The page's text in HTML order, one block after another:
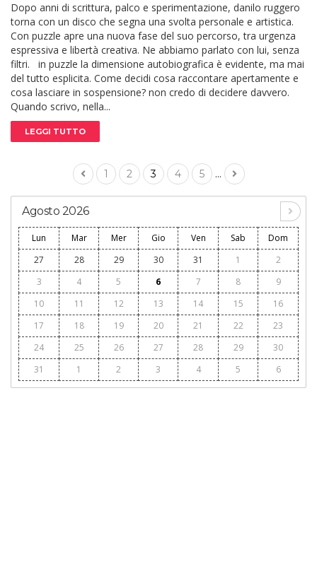
Dopo anni di scrittura, palco e sperimentazione, danilo ruggero
torna con un disco che segna una svolta personale e artistica.
Con puzzle apre una nuova fase del suo percorso, tra urgenza
espressiva e libertà creativa. Ne abbiamo parlato con lui, senza
filtri. in puzzle la dimensione autobiografica è evidente, ma mai
del tutto esplicita. Come decidi cosa raccontare apertamente e
cosa lasciare in sospensione? non credo di decidere davvero.
Quando scrivo, nella...
LEGGI TUTTO
1 2 3 4 5 ...
Agosto 2026
Lun Mar Mer Gio Ven Sab
Dom
27
28 29 30 31 1
2
3
4 5 6 7 8
9
10
11 12 13 14 15
16
17
18 19 20 21 22
23
24
25 26 27 28 29
30
31
1 2 3 4 5 6